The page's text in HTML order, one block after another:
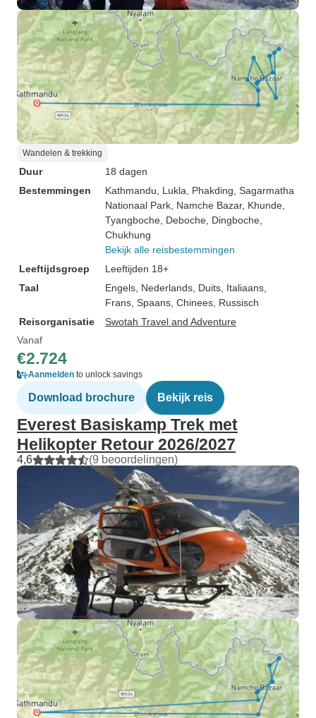
Wandelen & trekking
Duur
18 dagen
Bestemmingen
Kathmandu , Lukla , Phakding , Sagarmatha
Nationaal Park , Namche Bazar, Khunde
Tyangboche , Deboche , Dingboche
Chukhung
Bekijk alle reisbestemmingen
Leeftijdsgroep
Leeftijden 18+
Taal
Engels, Nederlands, Duits, Italiaans,
Frans, Spaans, Chinees, Russisch
Reisorganisatie
Swotah Travel and Adventure
Vanaf
€2.724
Aanmelden to unlock savings
Download brochure Bekijk reis
Everest Basiskamp Trek met
Helikopter Retour 2026/2027
4,6 (9 beoordelingen)